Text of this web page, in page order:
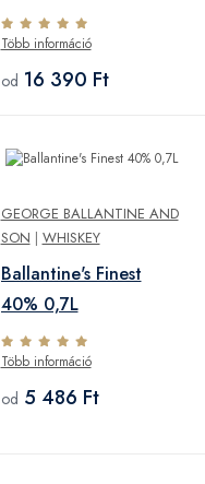
Több információ
od 16 390 Ft
GEORGE BALLANTINE AND
SON | WHISKEY
Ballantine's Finest
40% 0,7L
Több információ
od 5 486 Ft